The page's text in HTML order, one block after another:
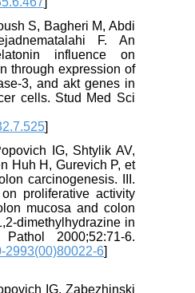
S, Bagheri M, Abdi
F. An
influence on
through expression of
3, and akt genes in
cells. Stud Med Sci
IG, Shtylik AV,
Huh H, Gurevich P, et
carcinogenesis. III.
on proliferative activity
mucosa and colon
dimethylhydrazine in
Pathol 2000;52:71-6.
2993(00)80022-6
IG, Zabezhinski